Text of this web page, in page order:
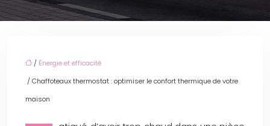
/ Énergie et efficacité
/ Chaffoteaux thermostat : optimiser le confort thermique de votre
maison